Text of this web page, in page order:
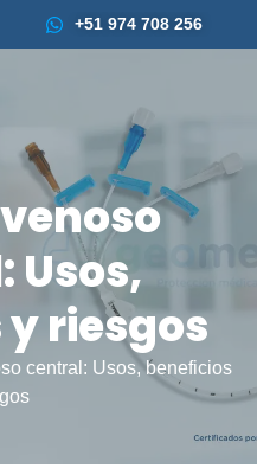
+51 974 708 256
Usos,
riesgos
central: Usos, beneficios